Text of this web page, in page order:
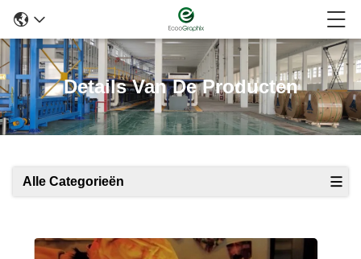
Details Van De Producten
Alle Categorieën